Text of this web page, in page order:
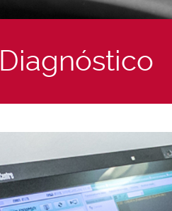
Diagnóstico